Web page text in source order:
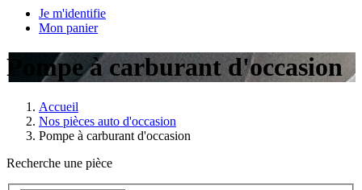
Je m'identifie
Mon panier
Pompe à carburant d'occasion
Accueil
Nos pièces auto d'occasion
Pompe à carburant d'occasion
Recherche une pièce